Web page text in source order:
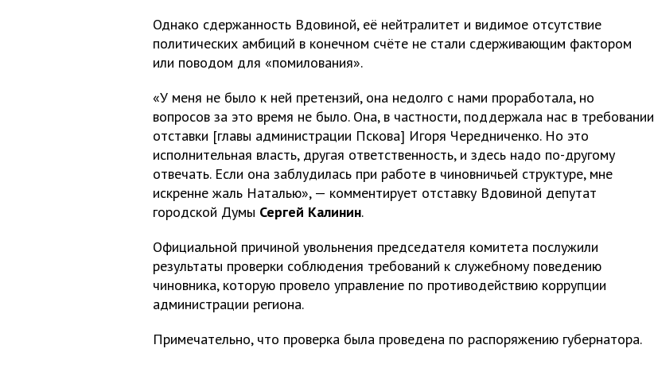
Однако сдержанность Вдовиной, её нейтралитет и видимое отсутствие
политических амбиций в конечном счёте не стали сдерживающим фактором
или поводом для «помилования».
«У меня не было к ней претензий, она недолго с нами проработала, но
вопросов за это время не было. Она, в частности, поддержала нас в требовании
отставки [главы администрации Пскова] Игоря Чередниченко. Но это
исполнительная власть, другая ответственность, и здесь надо по-другому
отвечать. Если она заблудилась при работе в чиновничьей структуре, мне
искренне жаль Наталью», — комментирует отставку Вдовиной депутат
городской Думы Сергей Калинин.
Официальной причиной увольнения председателя комитета послужили
результаты проверки соблюдения требований к служебному поведению
чиновника, которую провело управление по противодействию коррупции
администрации региона.
Примечательно, что проверка была проведена по распоряжению губернатора.